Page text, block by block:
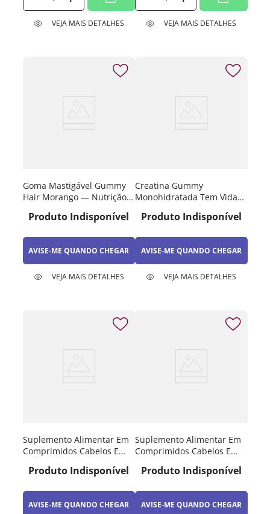
VEJA MAIS DETALHES VEJA MAIS DETALHES
Goma Mastigável Gummy
Hair Morango — Nutrição
Produto Indisponível
AVISE-ME QUANDO CHEGAR
VEJA MAIS DETALHES
Creatina Gummy
Monohidratada Tem Vida
Gomas
Produto Indisponível
AVISE-ME QUANDO CHEGAR
VEJA MAIS DETALHES
Suplemento Alimentar Em
Comprimidos Cabelos E
Unidades
Produto Indisponível
AVISE-ME QUANDO CHEGAR
Suplemento Alimentar Em
Comprimidos Cabelos E
Unidades
Produto Indisponível
AVISE-ME QUANDO CHEGAR